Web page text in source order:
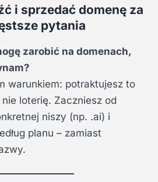
i sprzedać domenę za
pytania
zarobić na domenach,
warunkiem: potraktujesz to
nie loterię. Zaczniesz od
niszy (np. .ai) i
planu – zamiast